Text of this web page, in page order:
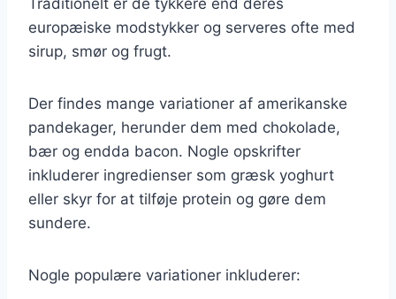
europæiske modstykker og serveres ofte med
sirup, smør og frugt.
Der findes mange variationer af amerikanske
pandekager, herunder dem med chokolade,
bær og endda bacon. Nogle opskrifter
inkluderer ingredienser som græsk yoghurt
eller skyr for at tilføje protein og gøre dem
sundere.
Nogle populære variationer inkluderer: